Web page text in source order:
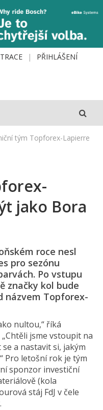
PŘIHLÁŠENÍ
tým Topforex-Lapierre
jako Bora
roce nesl
pro sezónu
Po vstupu
značky kol bude
názvem Topforex-
nultou,“ říká
jsme vstoupit na
a nastavit si, jakým
Pro letošní rok je tým
sponzor investiční
(kola
stáj FdJ v čele